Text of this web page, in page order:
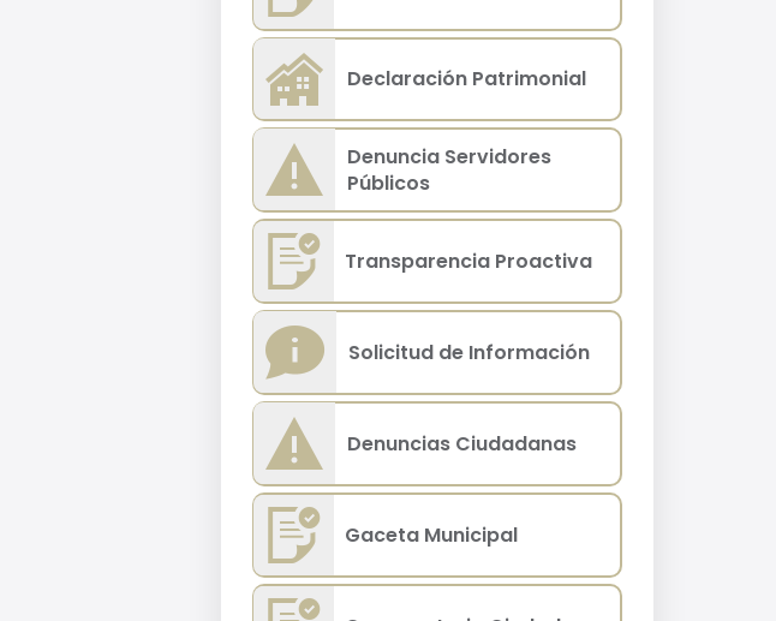
Declaración Patrimonial
Denuncia Servidores
Públicos
Transparencia Proactiva
Solicitud de Información
Denuncias Ciudadanas
Gaceta Municipal